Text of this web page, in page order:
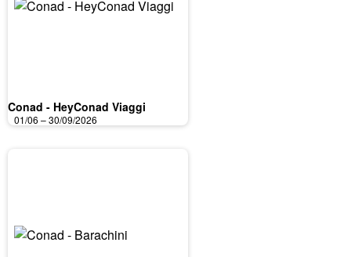
Conad - HeyConad Viaggi
01/06 – 30/09/2026